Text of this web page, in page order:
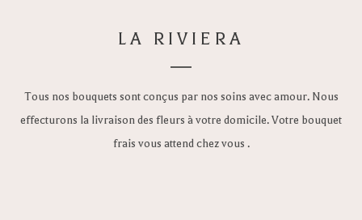
LA RIVIERA
Tous nos bouquets sont conçus par nos soins avec amour. Nous
effecturons la livraison des fleurs à votre domicile. Votre bouquet
frais vous attend chez vous .